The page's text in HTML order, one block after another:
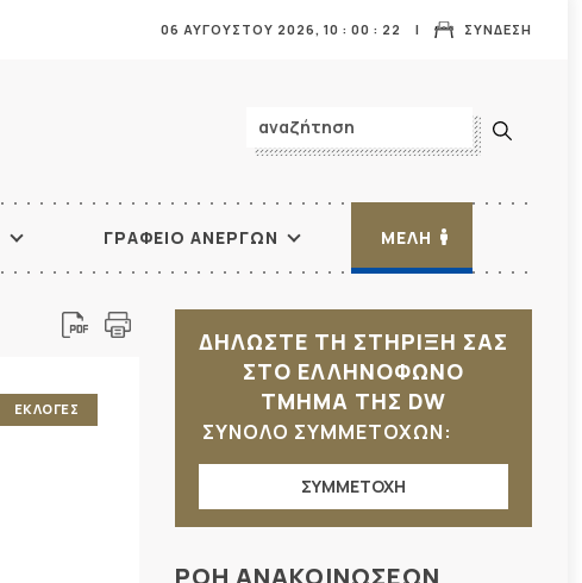
ΣΥΝΔΕΣΗ
06 ΑΥΓΟΥΣΤΟΥ 2026, 10 : 00 : 24
ΓΡΑΦΕΙΟ ΑΝΕΡΓΩΝ ΜΕΛΗ
ΕΚΛΟΓΕΣ
ΔΗΛΩΣΤΕ ΤΗ ΣΤΗΡΙΞΗ ΣΑΣ
ΣΤΟ ΕΛΛΗΝΟΦΩΝΟ
ΤΜΗΜΑ ΤΗΣ DW
ΣΥΝΟΛΟ ΣΥΜΜΕΤΟΧΩΝ:
ΣΥΜΜΕΤΟΧΗ
ΡΟΗ ΑΝΑΚΟΙΝΩΣΕΩΝ